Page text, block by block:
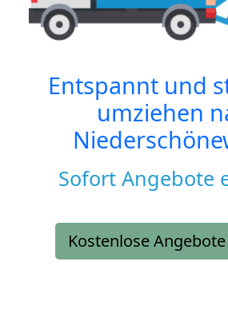
Entspannt und
umziehen
Sofort Angebote
Kostenlose